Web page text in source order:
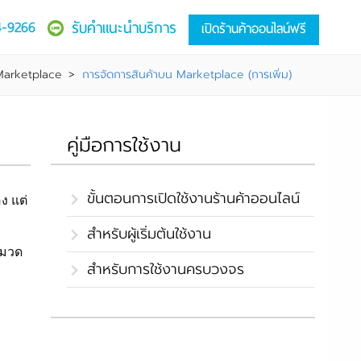
เปิดร้านค้าออนไลน์ฟรี
รับคำแนะนำบริการ
9266
> การจัดการสินค้าบน Marketplace (การเพิ่ม)
แต่
วด
คู่มือการใช้งาน
ขั้นตอนการเปิดใช้งานร้านค้าออนไลน์
สำหรับผู้เริ่มต้นใช้งาน
สำหรับการใช้งานครบวงจร